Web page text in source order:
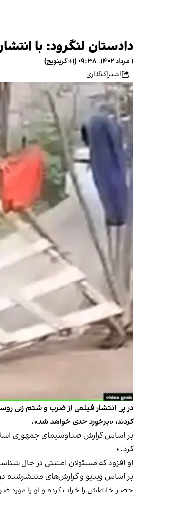
دادستان لنگرود: با
۱ مرداد ۱۴۰۲، ۰۹:۳۸ (‎+۱ گرینویچ)
اشتراک‌گذاری
در پی انتشار فیلمی از ضرب و شتم زنی
کردند، «برخورد جدی خواهد شد».
بر اساس گزارش صداوسیمای جمهوری
کرد.»
او افزود که مسئولان امنیتی در حال
بر اساس ویدیو و گزارش‌های منتشرشده
حصار خانه‌اش را خراب کرده و او را مورد